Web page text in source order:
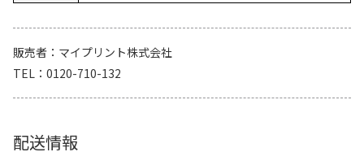
販売者
マイプリント株式会社
TEL
0120-710-132
配送情報